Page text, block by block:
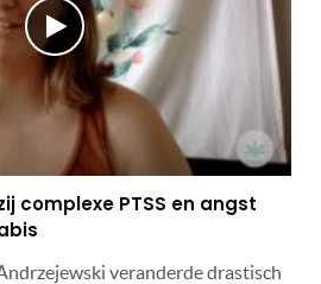
complexe PTSS en angst
veranderde drastisch